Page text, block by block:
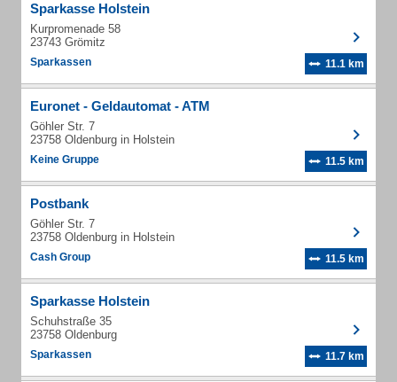
Sparkasse Holstein
Kurpromenade 58
23743 Grömitz
Sparkassen 11.1 km
Euronet - Geldautomat - ATM
Göhler Str. 7
23758 Oldenburg in Holstein
Keine Gruppe 11.5 km
Postbank
Göhler Str. 7
23758 Oldenburg in Holstein
Cash Group 11.5 km
Sparkasse Holstein
Schuhstraße 35
23758 Oldenburg
Sparkassen 11.7 km